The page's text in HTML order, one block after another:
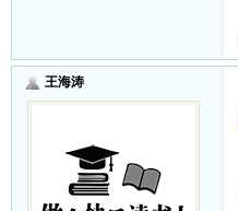
王海涛